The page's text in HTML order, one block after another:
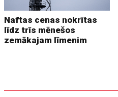
Naftas cenas nokrītas
līdz trīs mēnešos
zemākajam līmenim